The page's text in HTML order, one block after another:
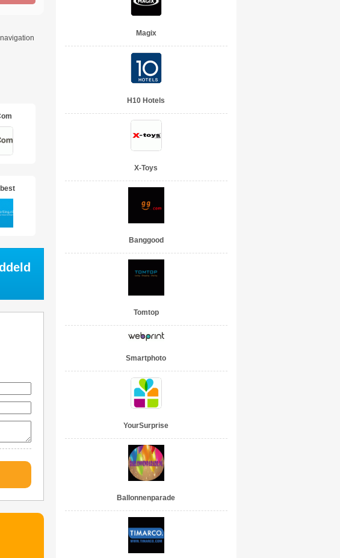
Magix
H10 Hotels
X-Toys
Banggood
Tomtop
Smartphoto
YourSurprise
Ballonnenparade